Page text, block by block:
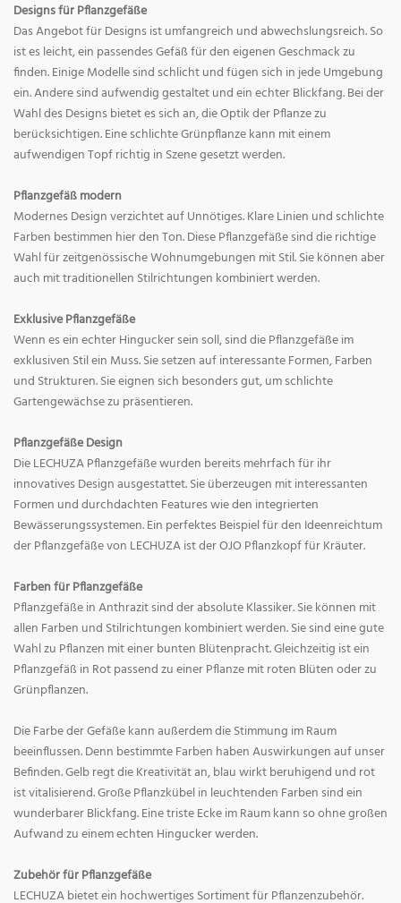
Designs für Pflanzgefäße
Das Angebot für Designs ist umfangreich und abwechslungsreich. So
ist es leicht, ein passendes Gefäß für den eigenen Geschmack zu
finden. Einige Modelle sind schlicht und fügen sich in jede Umgebung
ein. Andere sind aufwendig gestaltet und ein echter Blickfang. Bei der
Wahl des Designs bietet es sich an, die Optik der Pflanze zu
berücksichtigen. Eine schlichte Grünpflanze kann mit einem
aufwendigen Topf richtig in Szene gesetzt werden.
Pflanzgefäß modern
Modernes Design verzichtet auf Unnötiges. Klare Linien und schlichte
Farben bestimmen hier den Ton. Diese Pflanzgefäße sind die richtige
Wahl für zeitgenössische Wohnumgebungen mit Stil. Sie können aber
auch mit traditionellen Stilrichtungen kombiniert werden.
Exklusive Pflanzgefäße
Wenn es ein echter Hingucker sein soll, sind die Pflanzgefäße im
exklusiven Stil ein Muss. Sie setzen auf interessante Formen, Farben
und Strukturen. Sie eignen sich besonders gut, um schlichte
Gartengewächse zu präsentieren.
Pflanzgefäße Design
Die LECHUZA Pflanzgefäße wurden bereits mehrfach für ihr
innovatives Design ausgestattet. Sie überzeugen mit interessanten
Formen und durchdachten Features wie den integrierten
Bewässerungssystemen. Ein perfektes Beispiel für den Ideenreichtum
der Pflanzgefäße von LECHUZA ist der OJO Pflanzkopf für Kräuter.
Farben für Pflanzgefäße
Pflanzgefäße in Anthrazit sind der absolute Klassiker. Sie können mit
allen Farben und Stilrichtungen kombiniert werden. Sie sind eine gute
Wahl zu Pflanzen mit einer bunten Blütenpracht. Gleichzeitig ist ein
Pflanzgefäß in Rot passend zu einer Pflanze mit roten Blüten oder zu
Grünpflanzen.
Die Farbe der Gefäße kann außerdem die Stimmung im Raum
beeinflussen. Denn bestimmte Farben haben Auswirkungen auf unser
Befinden. Gelb regt die Kreativität an, blau wirkt beruhigend und rot
ist vitalisierend. Große Pflanzkübel in leuchtenden Farben sind ein
wunderbarer Blickfang. Eine triste Ecke im Raum kann so ohne großen
Aufwand zu einem echten Hingucker werden.
Zubehör für Pflanzgefäße
LECHUZA bietet ein hochwertiges Sortiment für Pflanzenzubehör.